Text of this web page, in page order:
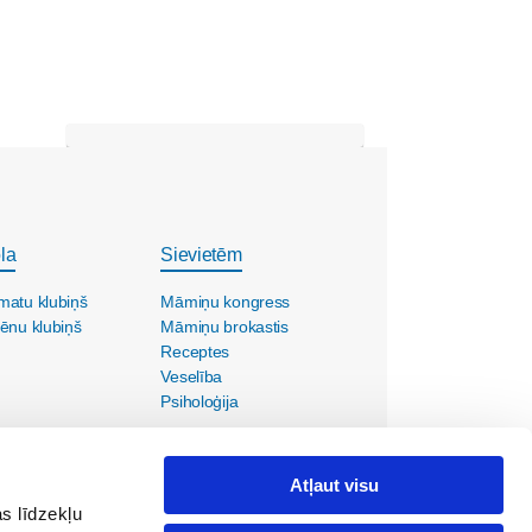
līdzekļu
Atļaut visu
klubiņš
klubiņš
Sievietēm
Māmiņu kongress
Māmiņu brokastis
Receptes
Veselība
Psiholoģija